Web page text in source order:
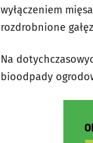
wyłączeniem
rozdrobnione
Na
bioodpady